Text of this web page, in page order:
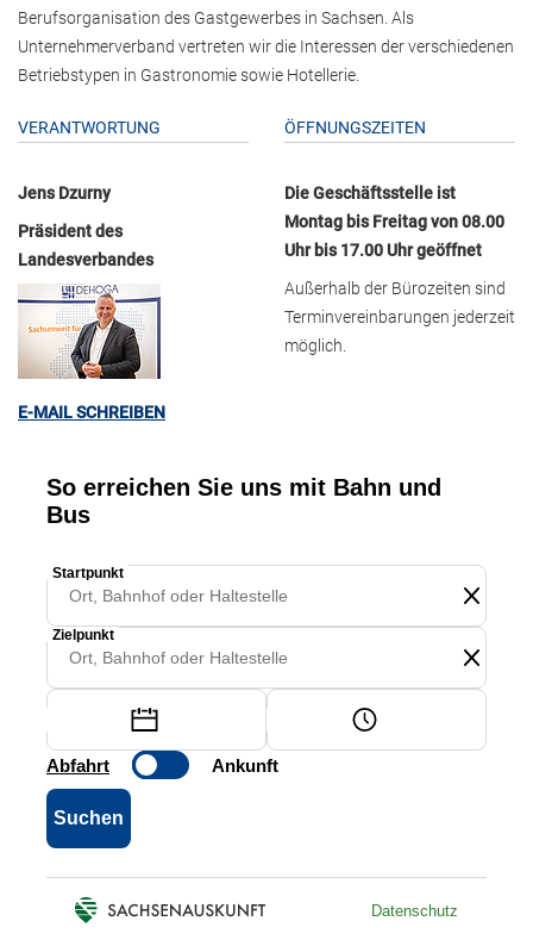
Berufsorganisation des Gastgewerbes in Sachsen. Als
Unternehmerverband vertreten wir die Interessen der verschiedenen
Betriebstypen in Gastronomie sowie Hotellerie.
VERANTWORTUNG
Jens Dzurny
Präsident des
Landesverbandes
E-MAIL SCHREIBEN
ÖFFNUNGSZEITEN
Die Geschäftsstelle ist
Montag bis Freitag von 08.00
Uhr bis 17.00 Uhr geöffnet
Außerhalb der Bürozeiten sind
Terminvereinbarungen jederzeit
möglich.